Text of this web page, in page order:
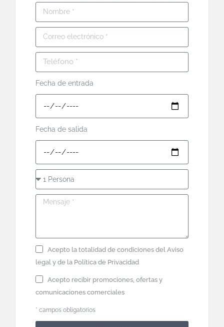
Fecha de entrada
Fecha de salida
Acepto la totalidad de condiciones del Aviso
legal y de la Política de Privacidad
Acepto recibir promociones, ofertas y
comunicaciones comerciales
* campos obligatorios